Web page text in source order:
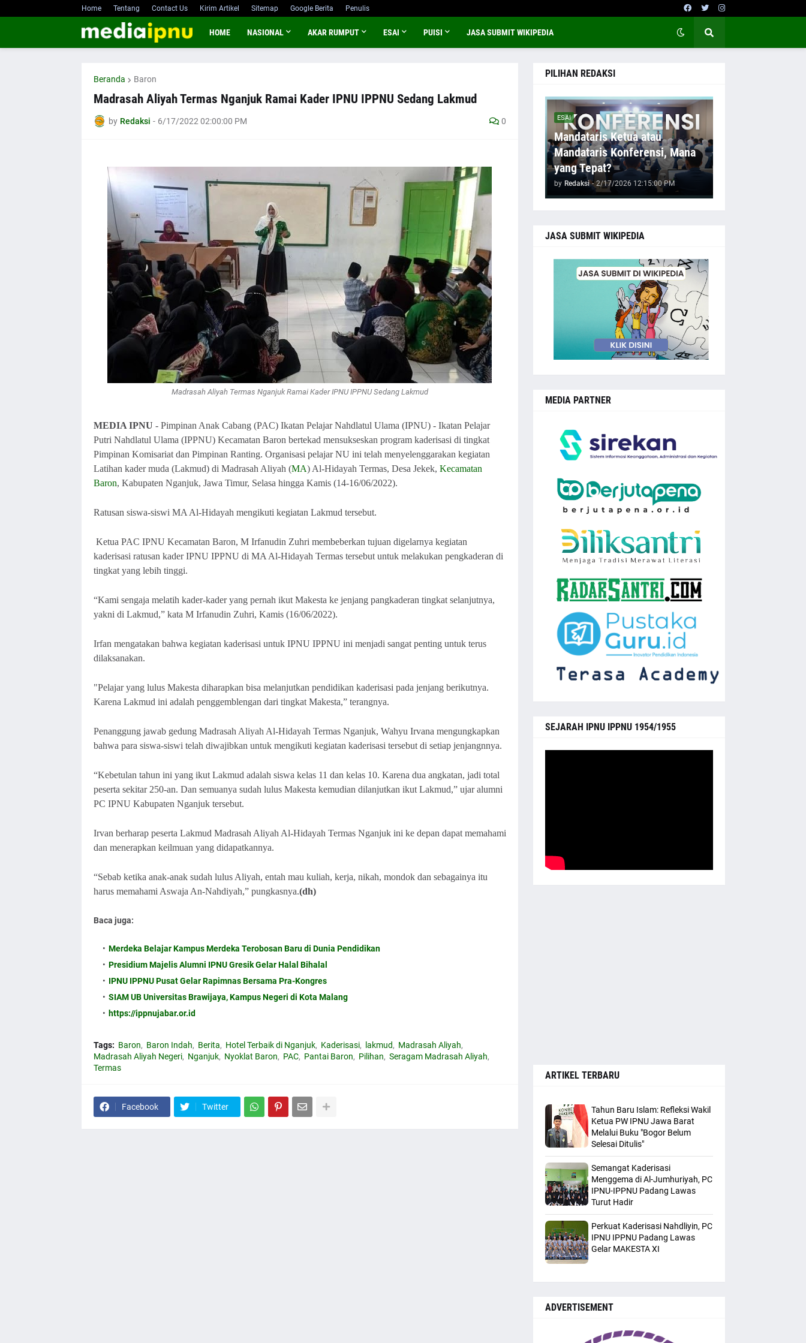
Home Tentang Contact Us Kirim Artikel Sitemap Google Berita Penulis
HOME NASIONAL AKAR RUMPUT ESAI PUISI JASA SUBMIT WIKIPEDIA
Beranda Baron
Madrasah Aliyah Termas Nganjuk Ramai Kader IPNU IPPNU Sedang Lakmud
by Redaksi - 6/17/2022 02:00:00 PM 0
Madrasah Aliyah Termas Nganjuk Ramai Kader IPNU IPPNU Sedang Lakmud
MEDIA IPNU - Pimpinan Anak Cabang (PAC) Ikatan Pelajar Nahdlatul Ulama (IPNU) - Ikatan Pelajar
Putri Nahdlatul Ulama (IPPNU) Kecamatan Baron bertekad mensukseskan program kaderisasi di tingkat
Pimpinan Komisariat dan Pimpinan Ranting. Organisasi pelajar NU ini telah menyelenggarakan kegiatan
Latihan kader muda (Lakmud) di Madrasah Aliyah (MA) Al-Hidayah Termas, Desa Jekek, Kecamatan
Baron, Kabupaten Nganjuk, Jawa Timur, Selasa hingga Kamis (14-16/06/2022).
Ratusan siswa-siswi MA Al-Hidayah mengikuti kegiatan Lakmud tersebut.
Ketua PAC IPNU Kecamatan Baron, M Irfanudin Zuhri membeberkan tujuan digelarnya kegiatan
kaderisasi ratusan kader IPNU IPPNU di MA Al-Hidayah Termas tersebut untuk melakukan pengkaderan di
tingkat yang lebih tinggi.
“Kami sengaja melatih kader-kader yang pernah ikut Makesta ke jenjang pangkaderan tingkat selanjutnya,
yakni di Lakmud,” kata M Irfanudin Zuhri, Kamis (16/06/2022).
Irfan mengatakan bahwa kegiatan kaderisasi untuk IPNU IPPNU ini menjadi sangat penting untuk terus
dilaksanakan.
"Pelajar yang lulus Makesta diharapkan bisa melanjutkan pendidikan kaderisasi pada jenjang berikutnya.
Karena Lakmud ini adalah penggemblengan dari tingkat Makesta,” terangnya.
Penanggung jawab gedung Madrasah Aliyah Al-Hidayah Termas Nganjuk, Wahyu Irvana mengungkapkan
bahwa para siswa-siswi telah diwajibkan untuk mengikuti kegiatan kaderisasi tersebut di setiap jenjangnnya.
“Kebetulan tahun ini yang ikut Lakmud adalah siswa kelas 11 dan kelas 10. Karena dua angkatan, jadi total
peserta sekitar 250-an. Dan semuanya sudah lulus Makesta kemudian dilanjutkan ikut Lakmud,” ujar alumni
PC IPNU Kabupaten Nganjuk tersebut.
Irvan berharap peserta Lakmud Madrasah Aliyah Al-Hidayah Termas Nganjuk ini ke depan dapat memahami
dan menerapkan keilmuan yang didapatkannya.
“Sebab ketika anak-anak sudah lulus Aliyah, entah mau kuliah, kerja, nikah, mondok dan sebagainya itu
harus memahami Aswaja An-Nahdiyah,” pungkasnya.(dh)
Baca juga:
Merdeka Belajar Kampus Merdeka Terobosan Baru di Dunia Pendidikan
Presidium Majelis Alumni IPNU Gresik Gelar Halal Bihalal
IPNU IPPNU Pusat Gelar Rapimnas Bersama Pra-Kongres
SIAM UB Universitas Brawijaya, Kampus Negeri di Kota Malang
https://ippnujabar.or.id
Tags: Baron Baron Indah Berita Hotel Terbaik di Nganjuk Kaderisasi lakmud
Madrasah Aliyah
Madrasah Aliyah Negeri
Nganjuk Nyoklat Baron PAC Pantai Baron Pilihan
Seragam Madrasah Aliyah
Termas
Facebook Twitter
PILIHAN REDAKSI
ESAI
Mandataris Ketua atau
Mandataris Konferensi, Mana
yang Tepat?
by Redaksi - 2/17/2026 12:15:00 PM
JASA SUBMIT WIKIPEDIA
MEDIA PARTNER
SEJARAH IPNU IPPNU 1954/1955
ARTIKEL TERBARU
Tahun Baru Islam: Refleksi Wakil
Ketua PW IPNU Jawa Barat
Melalui Buku "Bogor Belum
Selesai Ditulis"
Semangat Kaderisasi
Menggema di Al-Jumhuriyah, PC
IPNU-IPPNU Padang Lawas
Turut Hadir
Perkuat Kaderisasi Nahdliyin, PC
IPNU IPPNU Padang Lawas
Gelar MAKESTA XI
ADVERTISEMENT